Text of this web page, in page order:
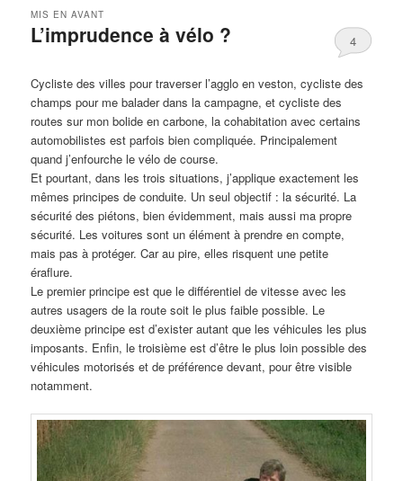
L’imprudence à vélo ?
MIS EN AVANT
4
Cycliste des villes pour traverser l’agglo en veston, cycliste des
champs pour me balader dans la campagne, et cycliste des
routes sur mon bolide en carbone, la cohabitation avec certains
automobilistes est parfois bien compliquée. Principalement
quand j’enfourche le vélo de course.
Et pourtant, dans les trois situations, j’applique exactement les
mêmes principes de conduite. Un seul objectif : la sécurité. La
sécurité des piétons, bien évidemment, mais aussi ma propre
sécurité. Les voitures sont un élément à prendre en compte,
mais pas à protéger. Car au pire, elles risquent une petite
éraflure.
Le premier principe est que le différentiel de vitesse avec les
autres usagers de la route soit le plus faible possible. Le
deuxième principe est d’exister autant que les véhicules les plus
imposants. Enfin, le troisième est d’être le plus loin possible des
véhicules motorisés et de préférence devant, pour être visible
notamment.